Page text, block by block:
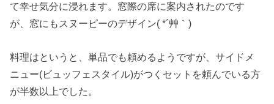
て幸せ気分に浸れます。窓際の席に案内されたのです
が、窓にもスヌーピーのデザイン( *´艸｀)
料理はというと、単品でも頼めるようですが、サイドメ
ニュー(ビュッフェスタイル)がつくセットを頼んでいる方
が半数以上でした。